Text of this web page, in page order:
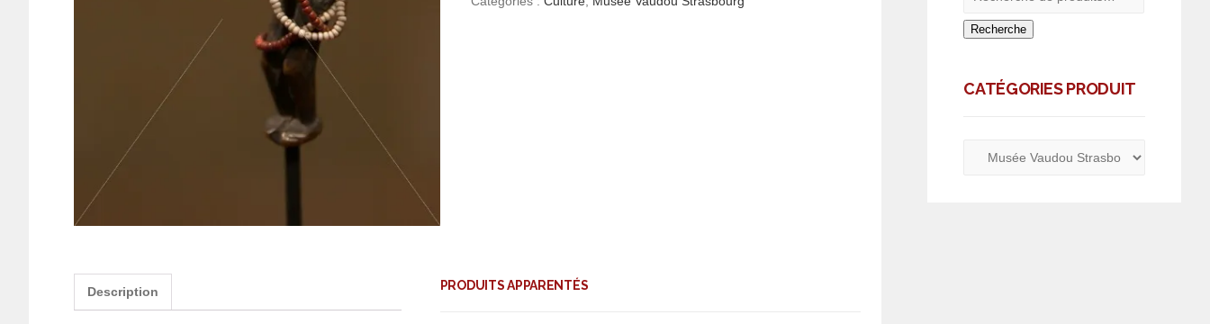
Description PRODUITS APPARENTÉS
Recherche
CATÉGORIES PRODUIT